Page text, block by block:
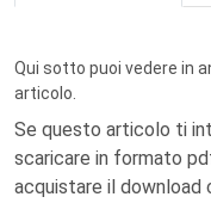
Qui sotto puoi vedere in
articolo.
Se questo articolo ti
scaricare in formato
acquistare il download